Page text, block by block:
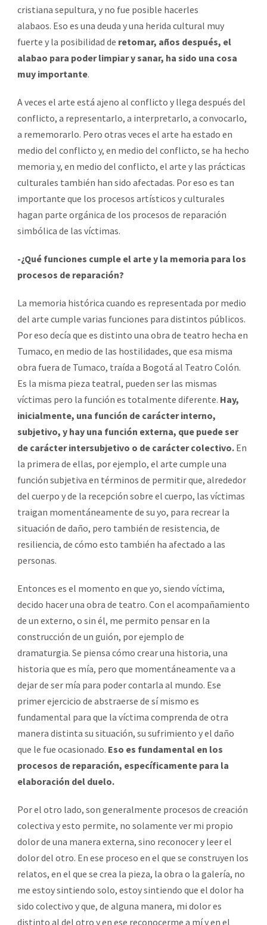
cristiana sepultura, y no fue posible hacerles
alabaos. Eso es una deuda y una herida cultural muy
fuerte y la posibilidad de retomar, años después, el
alabao para poder limpiar y sanar, ha sido una cosa
muy importante.
A veces el arte está ajeno al conflicto y llega después del
conflicto, a representarlo, a interpretarlo, a convocarlo,
a rememorarlo. Pero otras veces el arte ha estado en
medio del conflicto y, en medio del conflicto, se ha hecho
memoria y, en medio del conflicto, el arte y las prácticas
culturales también han sido afectadas. Por eso es tan
importante que los procesos artísticos y culturales
hagan parte orgánica de los procesos de reparación
simbólica de las víctimas.
-¿Qué funciones cumple el arte y la memoria para los
procesos de reparación?
La memoria histórica cuando es representada por medio
del arte cumple varias funciones para distintos públicos.
Por eso decía que es distinto una obra de teatro hecha en
Tumaco, en medio de las hostilidades, que esa misma
obra fuera de Tumaco, traída a Bogotá al Teatro Colón.
Es la misma pieza teatral, pueden ser las mismas
víctimas pero la función es totalmente diferente. Hay,
inicialmente, una función de carácter interno,
subjetivo, y hay una función externa, que puede ser
de carácter intersubjetivo o de carácter colectivo. En
la primera de ellas, por ejemplo, el arte cumple una
función subjetiva en términos de permitir que, alrededor
del cuerpo y de la recepción sobre el cuerpo, las víctimas
traigan momentáneamente de su yo, para recrear la
situación de daño, pero también de resistencia, de
resiliencia, de cómo esto también ha afectado a las
personas.
Entonces es el momento en que yo, siendo víctima,
decido hacer una obra de teatro. Con el acompañamiento
de un externo, o sin él, me permito pensar en la
construcción de un guión, por ejemplo de
dramaturgia. Se piensa cómo crear una historia, una
historia que es mía, pero que momentáneamente va a
dejar de ser mía para poder contarla al mundo. Ese
primer ejercicio de abstraerse de sí mismo es
fundamental para que la víctima comprenda de otra
manera distinta su situación, su sufrimiento y el daño
que le fue ocasionado. Eso es fundamental en los
procesos de reparación, específicamente para la
elaboración del duelo.
Por el otro lado, son generalmente procesos de creación
colectiva y esto permite, no solamente ver mi propio
dolor de una manera externa, sino reconocer y leer el
dolor del otro. En ese proceso en el que se construyen los
relatos, en el que se crea la pieza, la obra o la galería, no
me estoy sintiendo solo, estoy sintiendo que el dolor ha
sido colectivo y que, de alguna manera, mi dolor es
distinto al del otro y en ese reconocerme a mí y en el